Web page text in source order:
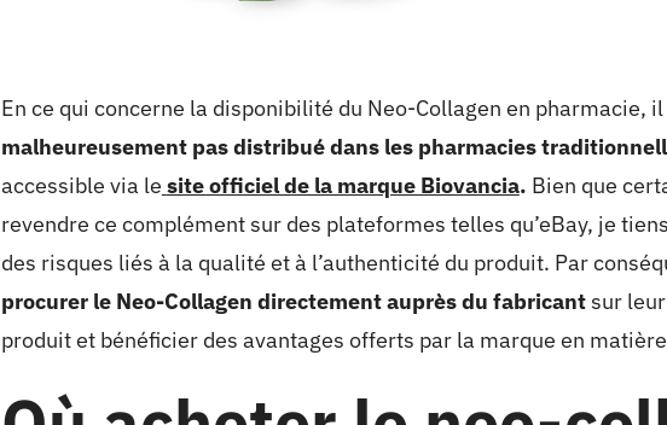
En ce qui concerne la disponibilité du Neo-Collagen en pharmacie,
malheureusement pas distribué dans les pharmacies
accessible via le site officiel de la marque Biovancia. Bien que
revendre ce complément sur des plateformes telles qu’eBay, je
des risques liés à la qualité et à l’authenticité du produit. Par
procurer le Neo-Collagen directement auprès du fabricantsur
produit et bénéficier des avantages offerts par la marque en